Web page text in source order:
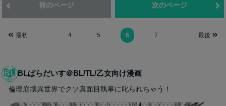
前のページ 次のページ
最初 4 5 6 7 最後
BLぱらだいす＠BL/TL/乙女向け漫画
倫理崩壊異世界でクソ真面目執事に叱られちゃう！